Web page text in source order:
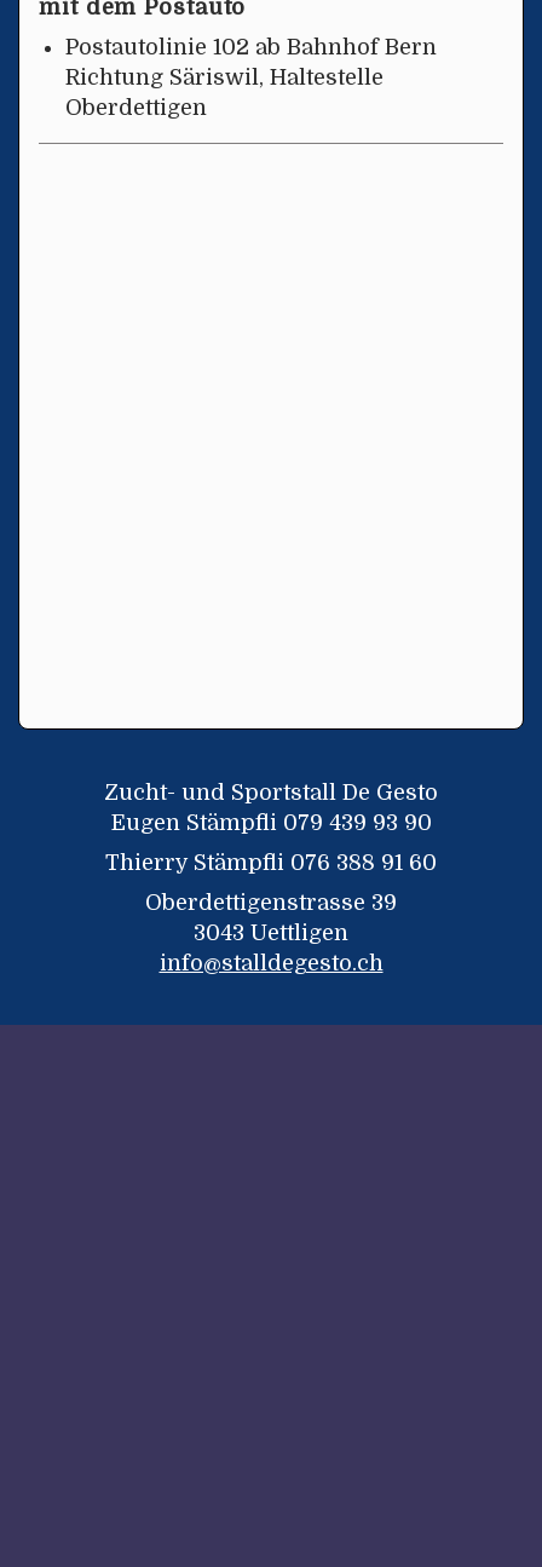
mit dem Postauto
Postautolinie 102 ab Bahnhof Bern
Richtung Säriswil, Haltestelle
Oberdettigen
Zucht- und Sportstall De Gesto
Eugen Stämpfli 079 439 93 90
Thierry Stämpfli 076 388 91 60
Oberdettigenstrasse 39
3043 Uettligen
info@stalldegesto.ch